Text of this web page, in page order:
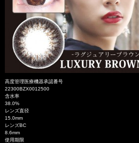
高度管理医療機器承認番号
22300BZX0012500
含水率
38.0%
レンズ直径
15.0mm
レンズBC
8.6mm
使用期限